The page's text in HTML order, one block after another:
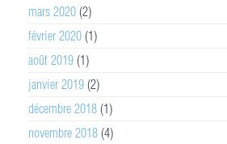
mars 2020 (2)
février 2020 (1)
août 2019 (1)
janvier 2019 (2)
décembre 2018 (1)
novembre 2018 (4)